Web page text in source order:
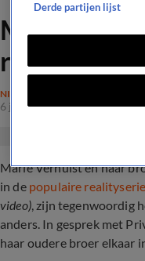
Marie
ruzie met
NIEUWS
6 juni 2023, 11:36
Marie Verhulst en haar
in de populaire
video), zijn tegenwoordig
anders. In gesprek met
haar oudere broer elkaar
Derde partijen lijst